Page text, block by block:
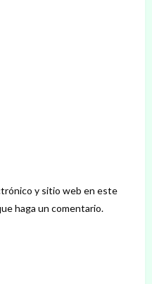
y sitio web en este
haga un comentario.